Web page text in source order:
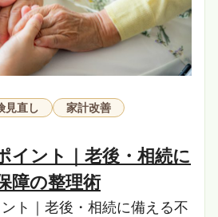
見直し
家計改善
イント｜老後・相続に
障の整理術
ト｜老後・相続に備える不